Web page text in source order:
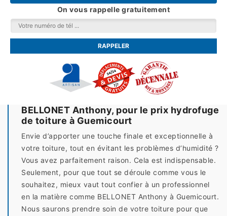
On vous rappelle gratuitement
BELLONET Anthony, pour le prix hydrofuge
de toiture à Guemicourt
Envie d’apporter une touche finale et exceptionnelle à
votre toiture, tout en évitant les problèmes d’humidité ?
Vous avez parfaitement raison. Cela est indispensable.
Seulement, pour que tout se déroule comme vous le
souhaitez, mieux vaut tout confier à un professionnel
en la matière comme BELLONET Anthony à Guemicourt.
Nous saurons prendre soin de votre toiture pour que